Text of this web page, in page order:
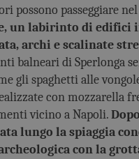
possono passeggiare nel
un labirinto di edifici
archi e scalinate
balneari di Sperlonga
gli spaghetti alle
con mozzarella
vicino a Napoli.
lungo la spiaggia
con la